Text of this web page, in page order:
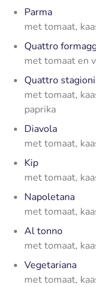
Parma
met tomaat,
Quattro
met tomaat en
Quattro stagioni
met tomaat,
paprika
Diavola
met tomaat,
Kip
met tomaat,
Napoletana
met tomaat,
Al tonno
met tomaat,
Vegetariana
met tomaat,